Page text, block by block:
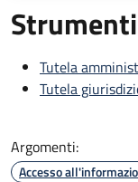
Tutela
Tutela
Argomenti:
Accesso